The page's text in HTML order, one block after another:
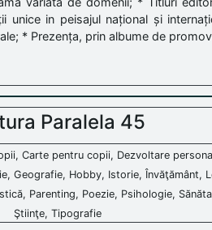
unice in peisajul național și
* Prezența, prin albume de
Paralela 45
Carte pentru copii, Dezvoltare
Geografie, Hobby, Istorie, Învăţământ,
Parenting, Poezie, Psihologie,
Ştiinţe, Tipografie